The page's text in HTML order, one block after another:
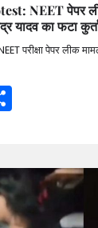
NEET पेपर
यादव का फटा
परीक्षा पेपर लीक